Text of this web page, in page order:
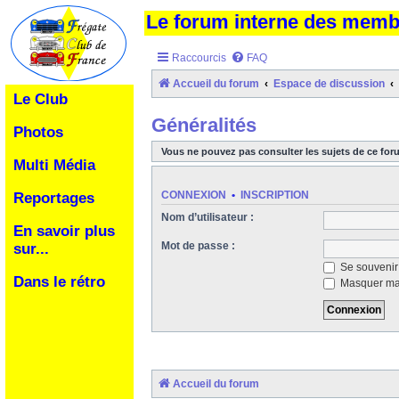
Le Club
Photos
Multi Média
Reportages
En savoir plus
sur...
Dans le rétro
Le forum interne des
Raccourcis FAQ
Accueil du forum Espace de discussion
Généralités
Vous ne pouvez pas consulter les sujets de ce
CONNEXION • INSCRIPTION
Nom d’utilisateur :
Mot de passe :
Se
Masquer
Accueil du forum